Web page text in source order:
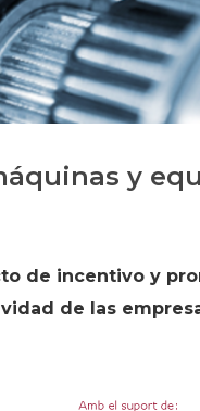
y
de incentivo y
de las